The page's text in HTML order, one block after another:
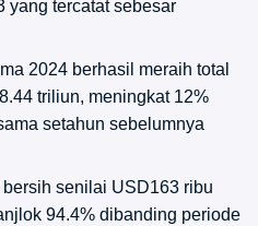
yang tercatat sebesar
2024 berhasil meraih total
triliun, meningkat 12%
setahun sebelumnya
senilai USD163 ribu
94.4% dibanding periode